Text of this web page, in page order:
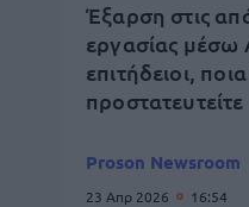
Έξαρση στις
εργασίας μέσω
επιτήδειοι,
προστατευτείτε
Proson Newsroom
23 Απρ 2026 16:54